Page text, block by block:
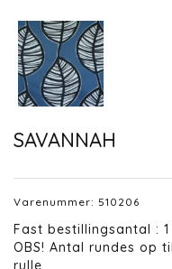
SAVANNAH
Varenummer: 510206
Fast bestillingsantal : 1
OBS! Antal rundes op
rulle